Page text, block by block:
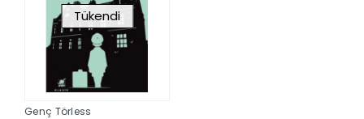
Tükendi
Genç Törless